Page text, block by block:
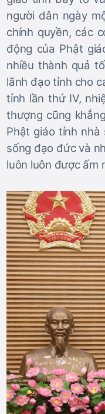
người dân ngày
chính quyền, các
động của Phật
nhiều thành quả
lãnh đạo tỉnh cho
tỉnh lần thứ IV,
thượng cũng
Phật giáo tỉnh
sống đạo đức và
luôn luôn được ấm